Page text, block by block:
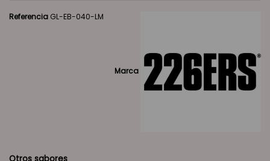
Marca
Referencia GL-EB-040-LM